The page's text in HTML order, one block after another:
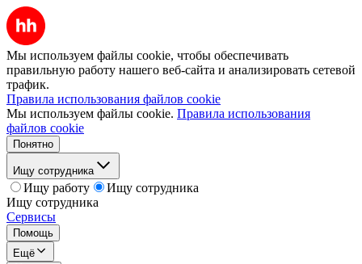
Мы используем файлы cookie, чтобы обеспечивать
правильную работу нашего веб-сайта и анализировать сетевой
трафик.
Правила использования файлов cookie
Мы используем файлы cookie. Правила использования
файлов cookie
Понятно
Ищу сотрудника
Ищу работу
Ищу сотрудника
Ищу сотрудника
Сервисы
Помощь
Ещё